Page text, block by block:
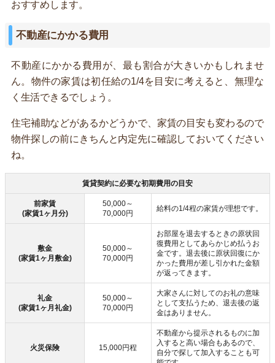
おすすめします。
不動産にかかる費用
不動産にかかる費用が、最も割合が大きいかもしれませ
ん。物件の家賃は初任給の1/4を目安に考えると、無理な
く生活できるでしょう。
住宅補助などがあるかどうかで、家賃の目安も変わるので
物件探しの前にきちんと内定先に確認しておいてください
ね。
賃貸契約に必要な初期費用の目安
前家賃
(家賃1ヶ月分)
50,000～
70,000円
給料の1/4程の家賃が理想です。
敷金
(家賃1ヶ月敷金)
50,000～
70,000円
お部屋を退去するときの原状回
復費用としてあらかじめ払うお
金です。退去後に原状回復にか
かった費用が差し引かれた金額
が返ってきます。
礼金
(家賃1ヶ月礼金)
50,000～
70,000円
大家さんに対してのお礼の意味
として支払うため、退去後の返
金はありません。
火災保険 15,000円程
不動産から提示されるものに加
入すると高い場合もあるので、
自分で探して加入することも可